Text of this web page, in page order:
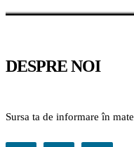
DESPRE NOI
Sursa ta de informare în